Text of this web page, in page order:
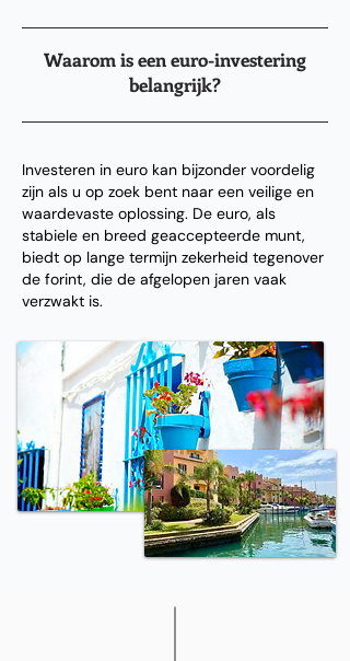
Waarom is een euro-investering
belangrijk?
Investeren in euro kan bijzonder voordelig
zijn als u op zoek bent naar een veilige en
waardevaste oplossing. De euro, als
stabiele en breed geaccepteerde munt,
biedt op lange termijn zekerheid tegenover
de forint, die de afgelopen jaren vaak
verzwakt is.